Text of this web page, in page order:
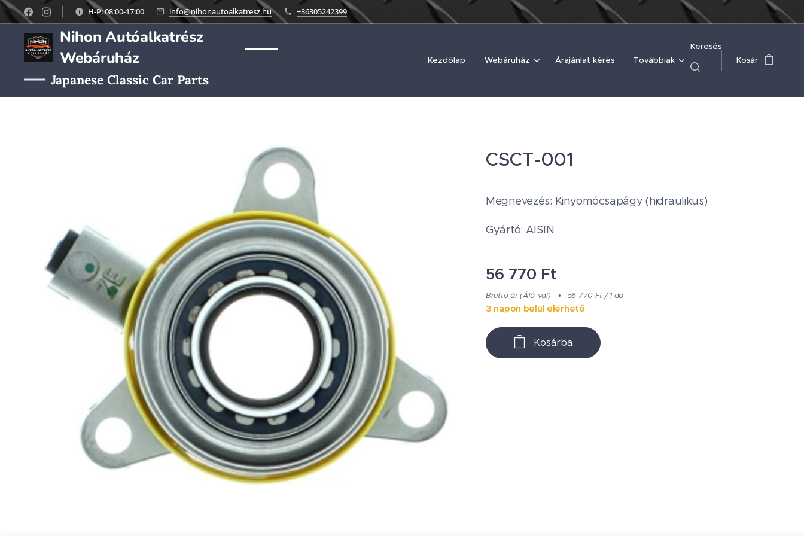
H-P: 08:00-17:00 info@nihonautoalkatresz.hu +36305242399
Nihon Autóalkatrész
Webáruház
Japanese Classic Car Parts
Kezdőlap Webáruház Árajánlat kérés Továbbiak
Keresés
Kosár
CSCT-001
Megnevezés: Kinyomócsapágy (hidraulikus)
Gyártó: AISIN
56 770 Ft
Bruttó ár (Áfá-val) 56 770 Ft / 1 db
3 napon belül elérhető
Kosárba